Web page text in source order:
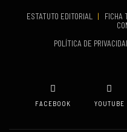
ESTATUTO EDITORIAL | FICHA
POLÍTICA DE
FACEBOOK YOUTUBE